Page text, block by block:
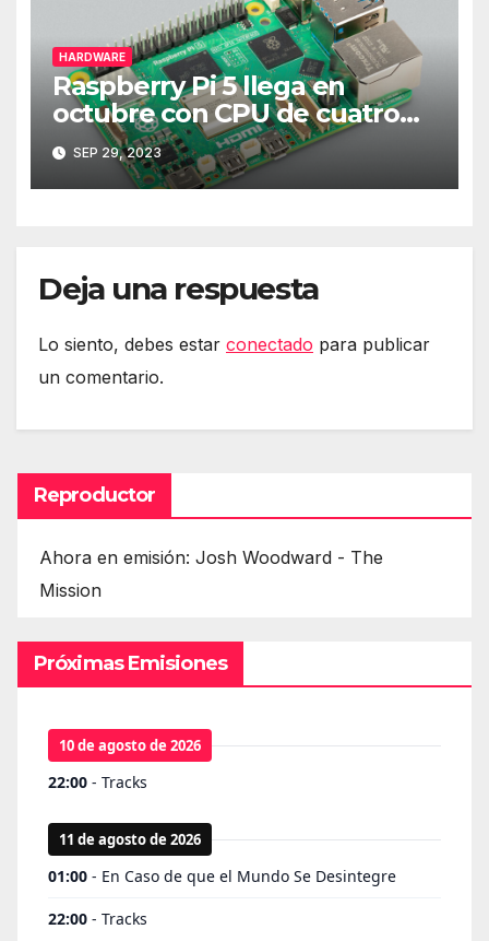
HARDWARE
Raspberry Pi 5 llega en
octubre con CPU de cuatro
núcleos y más RAM
SEP 29, 2023
Deja una respuesta
Lo siento, debes estar conectado para publicar
un comentario.
Reproductor
Ahora en emisión: Josh Woodward - The
Mission
Próximas Emisiones